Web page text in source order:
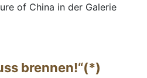
of China in der Galerie
brennen!“(*)